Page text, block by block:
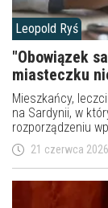
Leopold Ryś
"Obowiązek
miasteczku
Mieszkańcy,
na Sardynii, w
rozporządzeniu
21 czerwca